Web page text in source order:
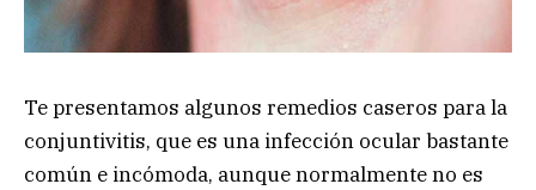
Te presentamos algunos remedios caseros para la
conjuntivitis, que es una infección ocular bastante
común e incómoda, aunque normalmente no es